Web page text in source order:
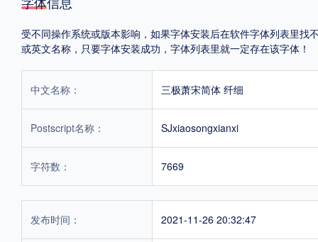
字体新闻 字体文章 字体程序 字体人物 字体网站
受不同操作系统或版本影响，如果字体安装后在软件字体列表里
或英文名称，只要字体安装成功，字体列表里就一定存在该字体！
中文名称： 三极萧宋简体 纤细
Postscript名称： SJxiaosongxianxi
字符数： 7669
发布时间： 2021-11-26 20:32:47